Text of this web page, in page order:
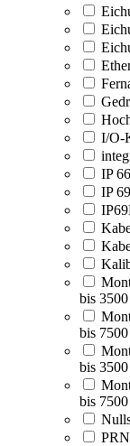
I/O-
IP 66
IP 69
bis
bis
bis
bis